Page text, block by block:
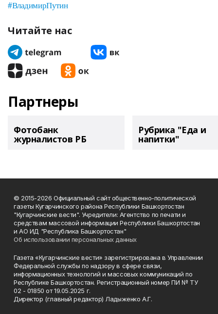
#ВладимирПутин
Читайте нас
Партнеры
Фотобанк
журналистов РБ
Рубрика "Еда и
напитки"
© 2015-2026 Официальный сайт общественно-политической
газеты Кугарчинского района Республики Башкортостан
"Кугарчинские вести". Учредители: Агентство по печати и
средствам массовой информации Республики Башкортостан
и АО ИД "Республика Башкортостан"
Об использовании персональных данных
Газета «Кугарчинские вести» зарегистрирована в Управлении
Федеральной службы по надзору в сфере связи,
информационных технологий и массовых коммуникаций по
Республике Башкортостан. Регистрационный номер ПИ № ТУ
02 - 01850 от 19.05.2025 г.
Директор (главный редактор) Ладыженко А.Г.